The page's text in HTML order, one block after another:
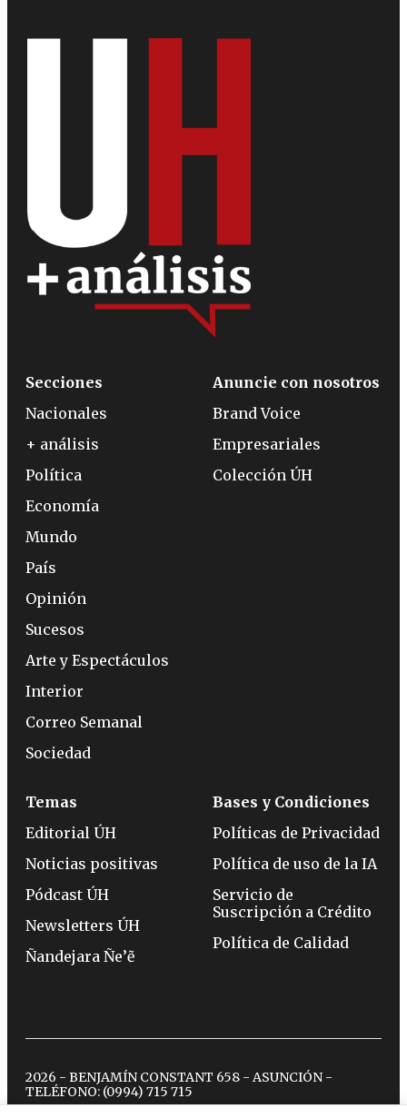
Secciones
Nacionales
+ análisis
Política
Economía
Mundo
País
Opinión
Sucesos
Arte y Espectáculos
Interior
Correo Semanal
Sociedad
Anuncie con nosotros
Brand Voice
Empresariales
Colección ÚH
Temas
Editorial ÚH
Noticias positivas
Pódcast ÚH
Newsletters ÚH
Ñandejara Ñe’ẽ
Bases y Condiciones
Políticas de Privacidad
Política de uso de la IA
Servicio de
Suscripción a Crédito
Política de Calidad
2026 - BENJAMÍN CONSTANT 658 - ASUNCIÓN -
TELÉFONO: (0994) 715 715